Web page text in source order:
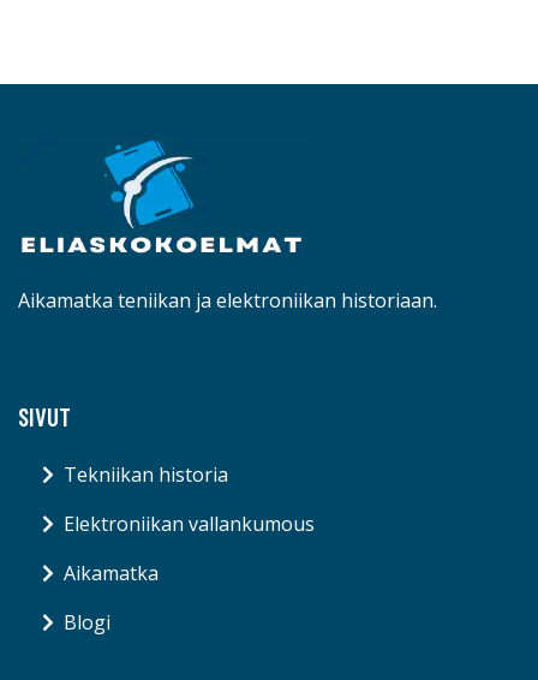
Aikamatka teniikan ja elektroniikan historiaan.
SIVUT
Tekniikan historia
Elektroniikan vallankumous
Aikamatka
Blogi